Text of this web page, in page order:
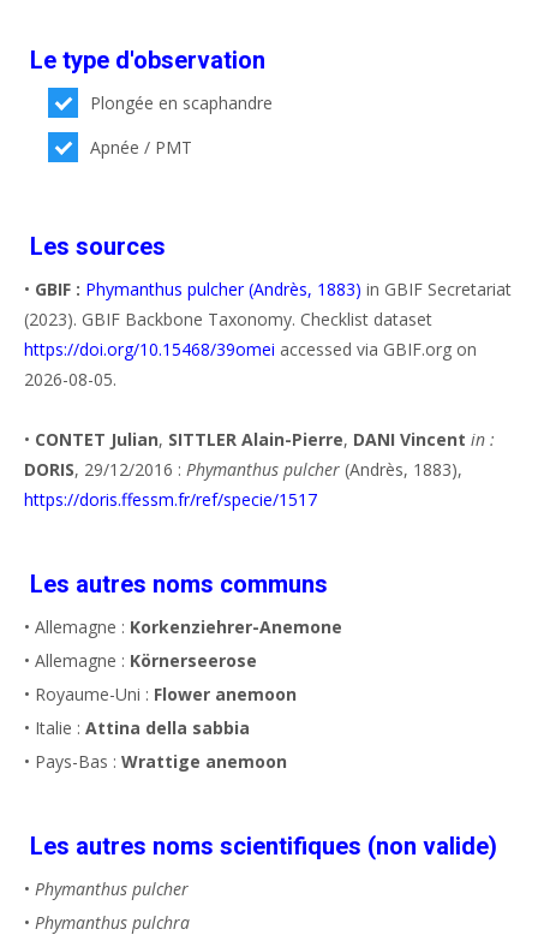
Le type d'observation
Plongée en scaphandre
Apnée / PMT
Les sources
• GBIF : Phymanthus pulcher (Andrès, 1883) in GBIF Secretariat
(2023). GBIF Backbone Taxonomy. Checklist dataset
https://doi.org/10.15468/39omei accessed via GBIF.org on
2026-08-05.
• CONTET Julian, SITTLER Alain-Pierre, DANI Vincent in :
DORIS, 29/12/2016 : Phymanthus pulcher (Andrès, 1883),
https://doris.ffessm.fr/ref/specie/1517
Les autres noms communs
• Allemagne : Korkenziehrer-Anemone
• Allemagne : Körnerseerose
• Royaume-Uni : Flower anemoon
• Italie : Attina della sabbia
• Pays-Bas : Wrattige anemoon
Les autres noms scientifiques (non valide)
• Phymanthus pulcher
• Phymanthus pulchra